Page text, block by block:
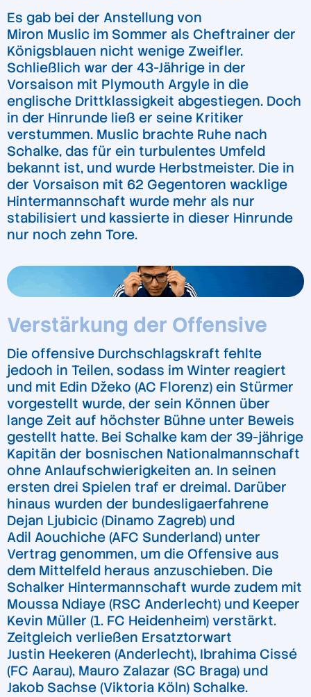
Es gab bei der Anstellung von
Miron Muslic im Sommer als Cheftrainer der
Königsblauen nicht wenige Zweifler.
Schließlich war der 43-Jährige in der
Vorsaison mit Plymouth Argyle in die
englische Drittklassigkeit abgestiegen. Doch
in der Hinrunde ließ er seine Kritiker
verstummen. Muslic brachte Ruhe nach
Schalke, das für ein turbulentes Umfeld
bekannt ist, und wurde Herbstmeister. Die in
der Vorsaison mit 62 Gegentoren wacklige
Hintermannschaft wurde mehr als nur
stabilisiert und kassierte in dieser Hinrunde
nur noch zehn Tore.
Verstärkung der Offensive
Die offensive Durchschlagskraft fehlte
jedoch in Teilen, sodass im Winter reagiert
und mit Edin Džeko (AC Florenz) ein Stürmer
vorgestellt wurde, der sein Können über
lange Zeit auf höchster Bühne unter Beweis
gestellt hatte. Bei Schalke kam der 39-jährige
Kapitän der bosnischen Nationalmannschaft
ohne Anlaufschwierigkeiten an. In seinen
ersten drei Spielen traf er dreimal. Darüber
hinaus wurden der bundesligaerfahrene
Dejan Ljubicic (Dinamo Zagreb) und
Adil Aouchiche (AFC Sunderland) unter
Vertrag genommen, um die Offensive aus
dem Mittelfeld heraus anzuschieben. Die
Schalker Hintermannschaft wurde zudem mit
Moussa Ndiaye (RSC Anderlecht) und Keeper
Kevin Müller (1. FC Heidenheim) verstärkt.
Zeitgleich verließen Ersatztorwart
Justin Heekeren (Anderlecht), Ibrahima Cissé
(FC Aarau), Mauro Zalazar (SC Braga) und
Jakob Sachse (Viktoria Köln) Schalke.